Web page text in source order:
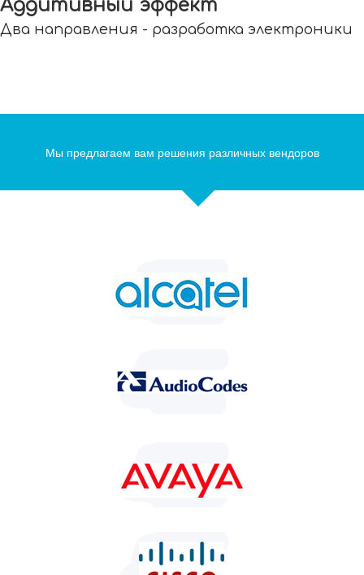
Аддитивный эффект
Два направления - разработка электроники
Мы предлагаем вам решения различных вендоров